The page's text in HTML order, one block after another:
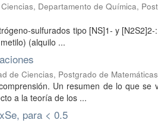
Departamento de Química,
sulfurados tipo [NS]1- y
(alquilo ...
de Ciencias, Postgrado de Matemáticas
Un resumen de lo que se
a la teoría de los ...
para < 0.5